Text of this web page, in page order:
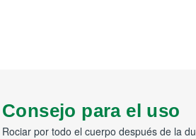
Consejo para el uso
Rociar por todo el cuerpo después de la